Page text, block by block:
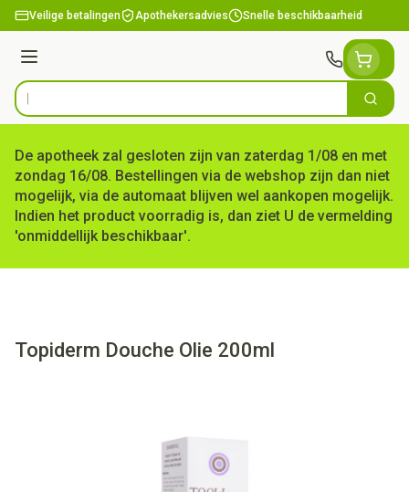
Ga naar de inhoud
Veilige betalingen Apothekersadvies Snelle beschikbaarheid
Menu
Product, merk, categorie... Zoek
De apotheek zal gesloten zijn van zaterdag 1/08 en met
zondag 16/08. Bestellingen via de webshop zijn dan niet
mogelijk, via de automaat blijven wel aankopen mogelijk.
Indien het product voorradig is, dan ziet U de vermelding
'onmiddellijk beschikbaar'.
Topiderm Douche Olie 200ml